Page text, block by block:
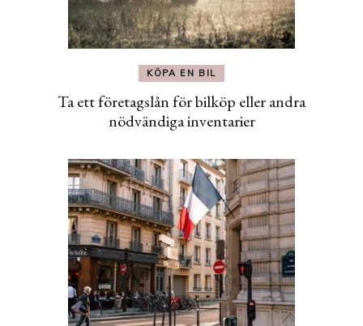
KÖPA EN BIL
Ta ett företagslån för bilköp eller andra
nödvändiga inventarier